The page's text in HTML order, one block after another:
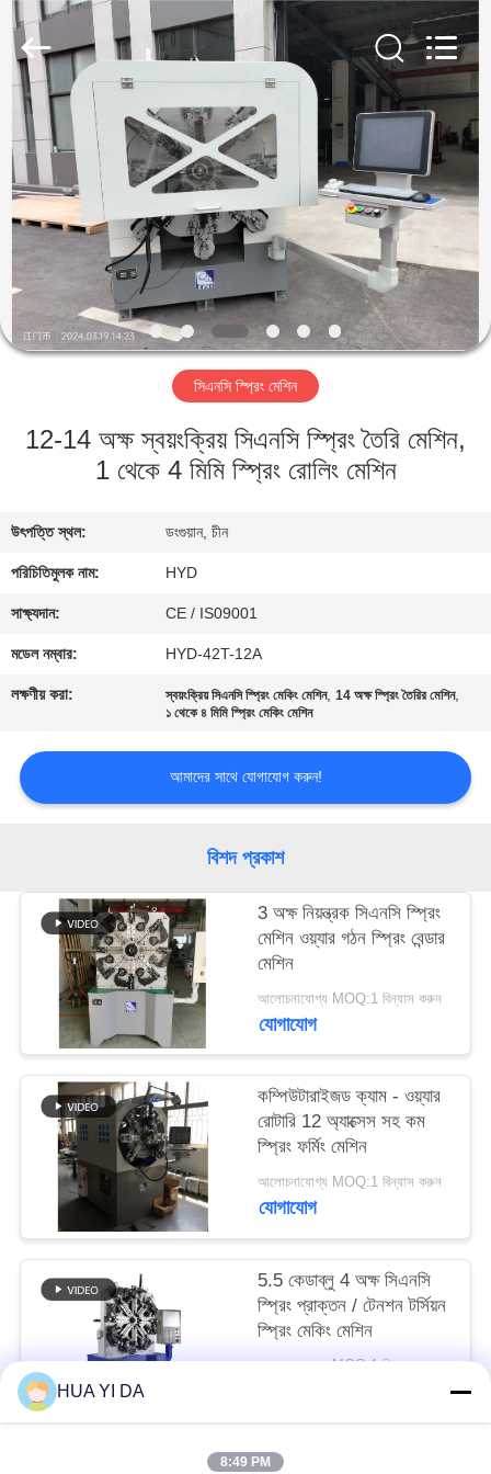
বাড়ি
পণ্য
আমাদের
সম্পর্কে
কারখানা
যোগাযোগ
করুন
খবর
উদ্ধৃতির
জন্য
সাইট
ম্যাপ
PRIVACY
POLICY
Spring
Machinery
Co.,
Rights
Reserved.
সিএনসি স্প্রিং মেশিন
12-14 অক্ষ স্বয়ংক্রিয় সিএনসি স্প্রিং তৈরি মেশিন,
1 থেকে 4 মিমি স্প্রিং রোলিং মেশিন
উৎপত্তি স্থল: ডংগুয়ান, চীন
পরিচিতিমুলক নাম: HYD
সাক্ষ্যদান: CE / IS09001
মডেল নম্বার: HYD-42T-12A
লক্ষণীয় করা: স্বয়ংক্রিয় সিএনসি স্প্রিং মেকিং মেশিন,14 অক্ষ স্প্রিং তৈরির মেশিন,
১ থেকে ৪ মিমি স্প্রিং মেকিং মেশিন
আমাদের সাথে যোগাযোগ করুন!
বিশদ প্রকাশ
3 অক্ষ নিয়ন্ত্রক সিএনসি স্প্রিং
মেশিন ওয়্যার গঠন স্প্রিং বেন্ডার
মেশিন
আলোচনাযোগ্য MOQ:1 বিন্যাস করুন
যোগাযোগ
কম্পিউটারাইজড ক্যাম - ওয়্যার
রোটারি 12 অ্যাক্সেস সহ কম
স্প্রিং ফর্মিং মেশিন
আলোচনাযোগ্য MOQ:1 বিন্যাস করুন
যোগাযোগ
5.5 কেডাব্লু 4 অক্ষ সিএনসি
স্প্রিং প্রাক্তন / টেনশন টর্সিয়ন
স্প্রিং মেকিং মেশিন
আলোচনাযোগ্য MOQ:1 বিন্যাস করুন
HUA YI DA
8:49 PM